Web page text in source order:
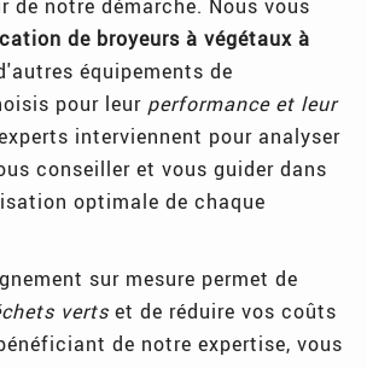
de notre démarche. Nous vous
de broyeurs à végétaux à
équipements de
pour leur performance et leur
interviennent pour analyser
conseiller et vous guider dans
optimale de chaque
sur mesure permet de
verts et de réduire vos coûts
de notre expertise, vous